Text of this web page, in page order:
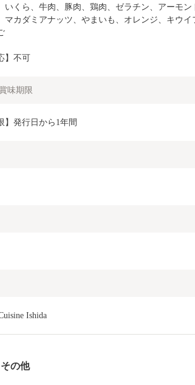
いくら、牛肉、豚肉、鶏肉、ゼラチン、アーモ
マカダミアナッツ、やまいも、オレンジ、キウイ
】不可
味期限
】発行日から1年間
Ishida
の他